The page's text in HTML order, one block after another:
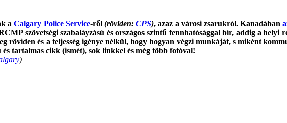
aCalgary Police Service-ről (röviden:CPS), azaz a városi zsarukról. Kanadában
szövetségi szabaláyzású és országos szintű fennhatósággal bír, addig a
röviden és a teljesség igénye nélkül, hogy hogyan végzi munkáját, s miként
tartalmas cikk (ismét), sok linkkel és még több fotóval!
)